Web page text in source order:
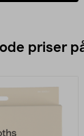
priser